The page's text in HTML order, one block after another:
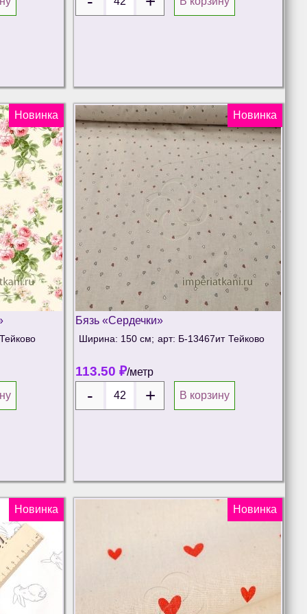
Новинка
Тейково
Новинка
Бязь «Сердечки»
Ширина: 150 см; арт: Б-13467ит Тейково
113.50 ₽/метр
В корзину
Новинка Новинка